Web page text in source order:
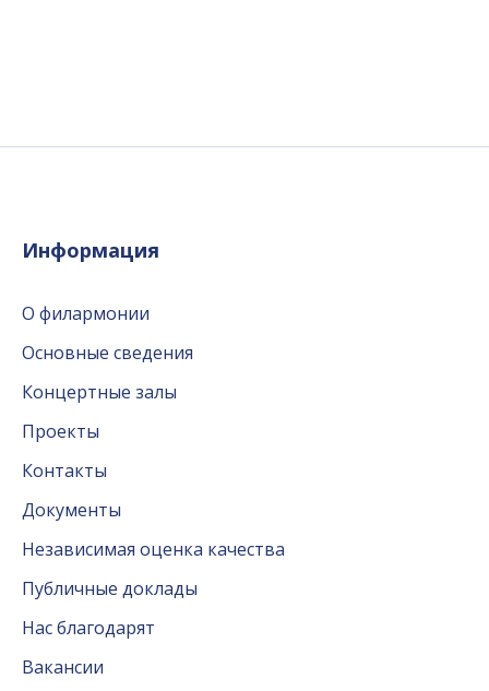
Информация
О филармонии
Основные сведения
Концертные залы
Проекты
Контакты
Документы
Независимая оценка качества
Публичные доклады
Нас благодарят
Вакансии